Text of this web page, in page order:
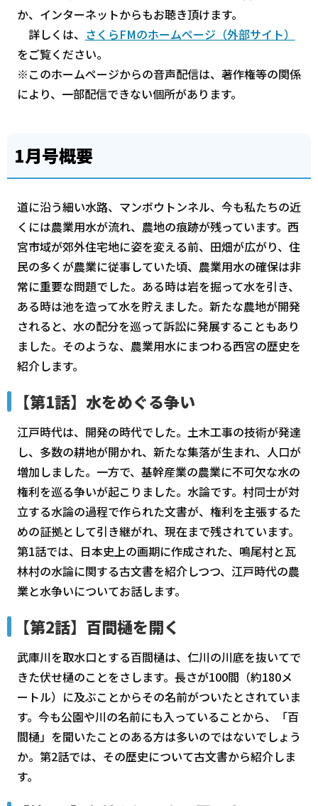
か、インターネットからもお聴き頂けます。
詳しくは、 さくらFMのホームページ（外部サイト）
をご覧ください。
※このホームページからの音声配信は、著作権等の関係
により、一部配信できない個所があります。
1月号概要
道に沿う細い水路、マンボウトンネル、今も私たちの近
くには農業用水が流れ、農地の痕跡が残っています。西
宮市域が郊外住宅地に姿を変える前、田畑が広がり、住
民の多くが農業に従事していた頃、農業用水の確保は非
常に重要な問題でした。ある時は岩を掘って水を引き、
ある時は池を造って水を貯えました。新たな農地が開発
されると、水の配分を巡って訴訟に発展することもあり
ました。そのような、農業用水にまつわる西宮の歴史を
紹介します。
【第1話】水をめぐる争い
江戸時代は、開発の時代でした。土木工事の技術が発達
し、多数の耕地が開かれ、新たな集落が生まれ、人口が
増加しました。一方で、基幹産業の農業に不可欠な水の
権利を巡る争いが起こりました。水論です。村同士が対
立する水論の過程で作られた文書が、権利を主張するた
めの証拠として引き継がれ、現在まで残されています。
第1話では、日本史上の画期に作成された、鳴尾村と瓦
林村の水論に関する古文書を紹介しつつ、江戸時代の農
業と水争いについてお話します。
【第2話】百間樋を開く
武庫川を取水口とする百間樋は、仁川の川底を抜いてで
きた伏せ樋のことをさします。長さが100間（約180メ
ートル）に及ぶことからその名前がついたとされていま
す。今も公園や川の名前にも入っていることから、「百
間樋」を聞いたことのある方は多いのではないでしょう
か。第2話では、その歴史について古文書から紹介しま
す。